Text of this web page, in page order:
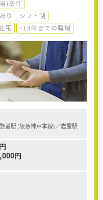
)あり
り
シフト制
宅 ~18時までの職場
道駅 (阪急神戸本線)／岩屋駅
円